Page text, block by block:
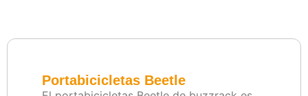
Portabicicletas Beetle